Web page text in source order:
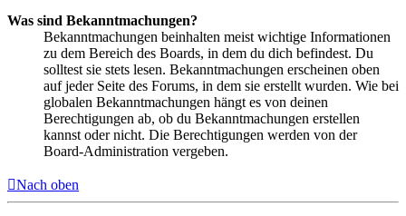
Was sind Bekanntmachungen?
Bekanntmachungen beinhalten meist wichtige Informationen
zu dem Bereich des Boards, in dem du dich befindest. Du
solltest sie stets lesen. Bekanntmachungen erscheinen oben
auf jeder Seite des Forums, in dem sie erstellt wurden. Wie bei
globalen Bekanntmachungen hängt es von deinen
Berechtigungen ab, ob du Bekanntmachungen erstellen
kannst oder nicht. Die Berechtigungen werden von der
Board-Administration vergeben.
Nach oben